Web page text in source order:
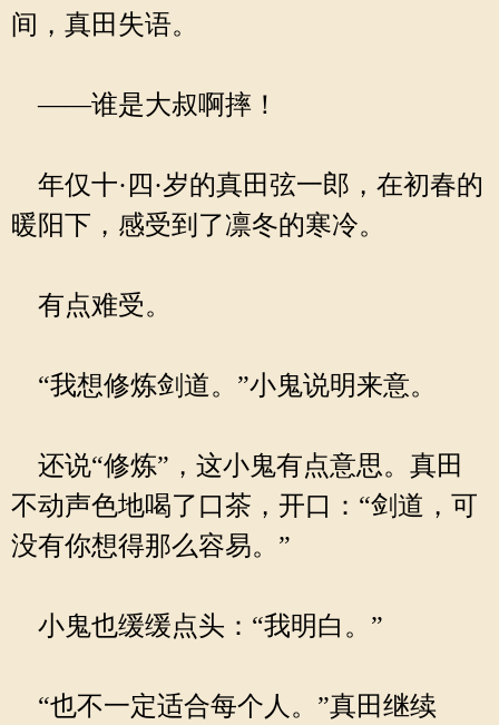
间，真田失语。
——谁是大叔啊摔！
年仅十·四·岁的真田弦一郎，在初春的
暖阳下，感受到了凛冬的寒冷。
有点难受。
“我想修炼剑道。”小鬼说明来意。
还说“修炼”，这小鬼有点意思。真田
不动声色地喝了口茶，开口：“剑道，可
没有你想得那么容易。”
小鬼也缓缓点头：“我明白。”
“也不一定适合每个人。”真田继续